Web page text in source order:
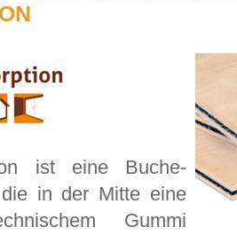
ist eine Buche-
die in der Mitte eine
Gummi